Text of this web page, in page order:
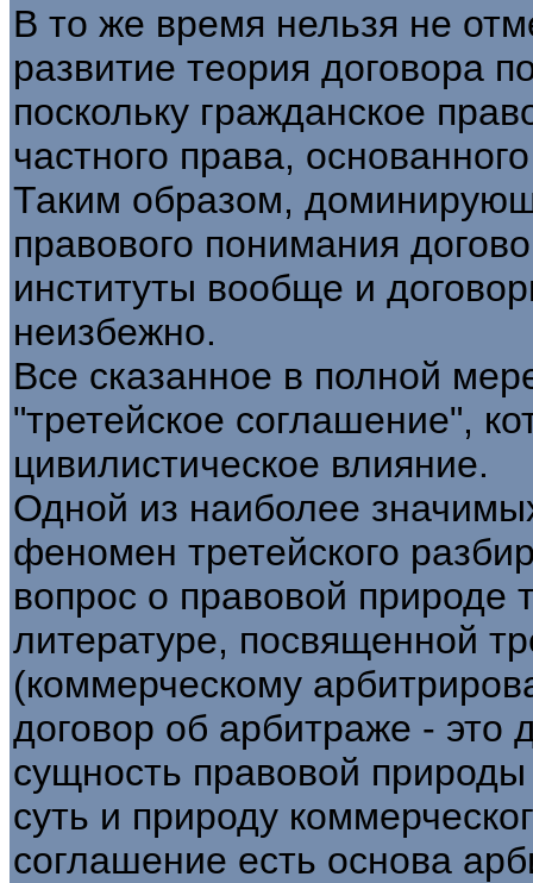
В то же время нельзя не
развитие теория договора
поскольку гражданское
частного права,
Таким образом,
правового понимания
институты вообще и
неизбежно.
Все сказанное в полной
"третейское соглашение",
цивилистическое влияние.
Одной из наиболее
феномен третейского
вопрос о правовой природе
литературе, посвященной
(коммерческому
договор об арбитраже - это
сущность правовой
суть и природу
соглашение есть основа